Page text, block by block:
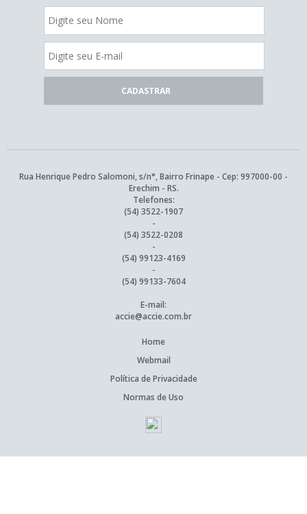
Rua Henrique Pedro Salomoni, s/n°, Bairro Frinape - Cep: 997000-00 -
Erechim - RS.
Telefones:
(54) 3522-1907
-
(54) 3522-0208
-
(54) 99123-4169
-
(54) 99133-7604
E-mail:
accie@accie.com.br
Home
Webmail
Política de Privacidade
Normas de Uso